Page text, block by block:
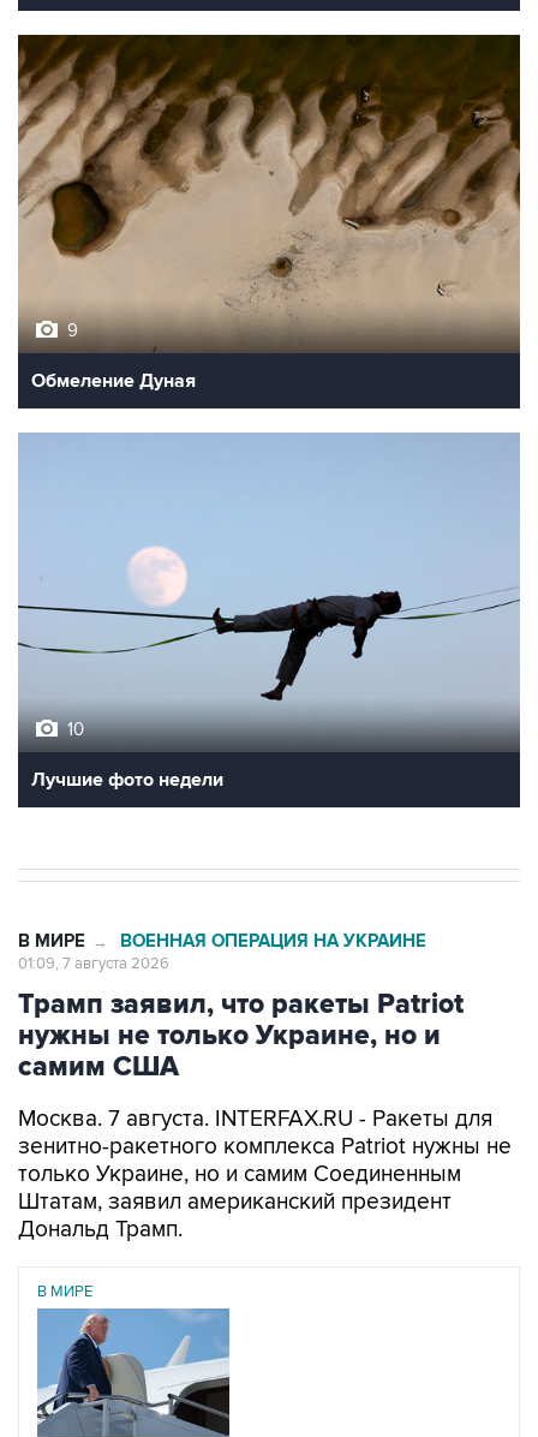
9
Обмеление Дуная
10
Лучшие фото недели
В МИРЕ → ВОЕННАЯ ОПЕРАЦИЯ НА УКРАИНЕ
01:09, 7 августа 2026
Трамп заявил, что ракеты Patriot
нужны не только Украине, но и
самим США
Москва. 7 августа. INTERFAX.RU - Ракеты для
зенитно-ракетного комплекса Patriot нужны не
только Украине, но и самим Соединенным
Штатам, заявил американский президент
Дональд Трамп.
В МИРЕ